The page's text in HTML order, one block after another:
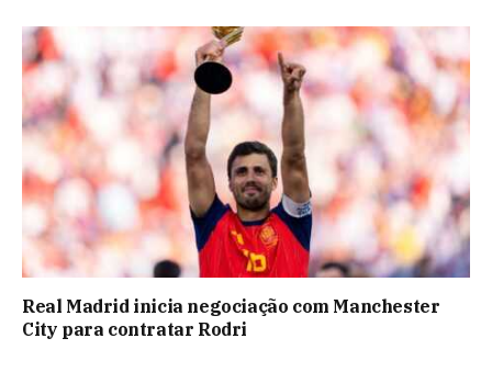
Real Madrid inicia negociação com Manchester
City para contratar Rodri